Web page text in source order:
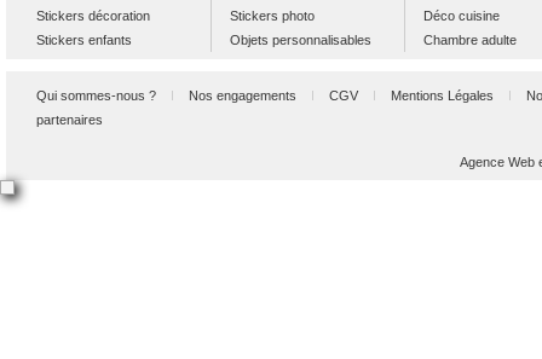
Stickers décoration
Stickers enfants
Stickers photo
Objets personnalisables
Déco cuisine
Chambre adulte
Qui sommes-nous ? Nos engagements CGV Mentions Légales
partenaires
Agence Web